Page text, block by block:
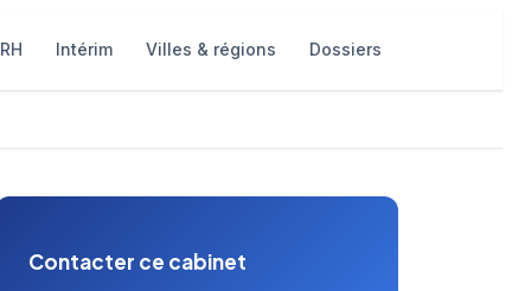
Intérim Villes & régions Dossiers
Contacter ce cabinet